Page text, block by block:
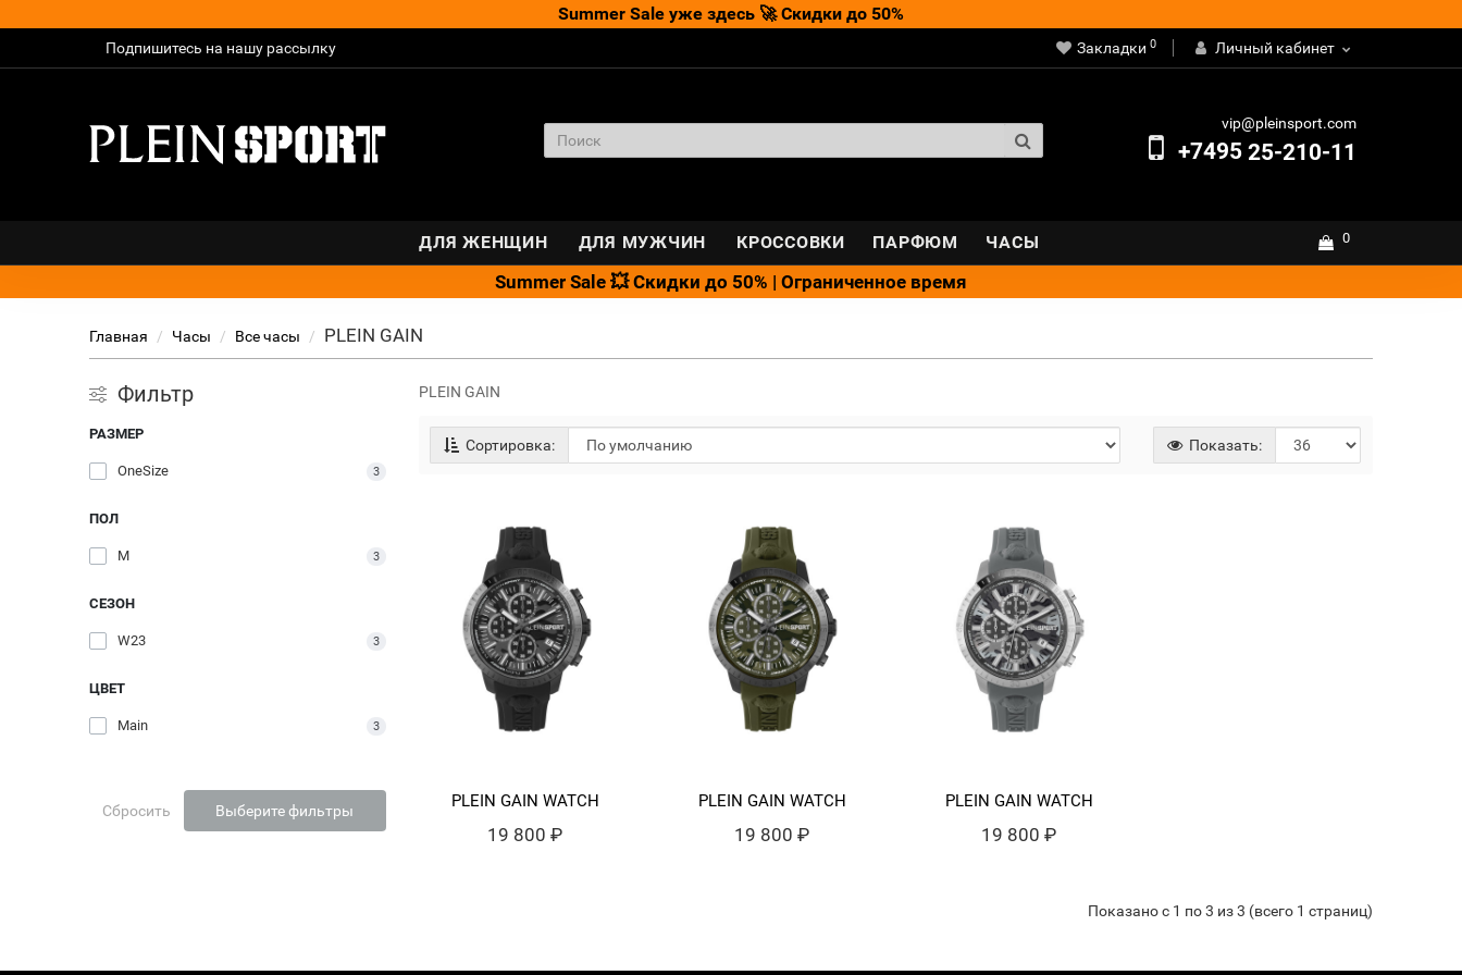
Summer Sale уже здесь 🚀 Скидки до 50%
Подпишитесь на нашу рассылку Закладки 0 Личный кабинет
vip@pleinsport.com
+749525-210-11
ДЛЯ ЖЕНЩИН ДЛЯ МУЖЧИН КРОССОВКИ ПАРФЮМ ЧАСЫ 0
Summer Sale 💥 Скидки до 50% | Ограниченное время
Главная Часы Bсе часы PLEIN GAIN
Фильтр
РАЗМЕР
OneSize 3
ПОЛ
M 3
СЕЗОН
W23 3
ЦВЕТ
Main 3
Сбросить Выберите фильтры
PLEIN GAIN
Сортировка: Показать:
PLEIN GAIN WATCH
19 800 ₽
PLEIN GAIN WATCH
19 800 ₽
PLEIN GAIN WATCH
19 800 ₽
Показано с 1 по 3 из 3 (всего 1 страниц)